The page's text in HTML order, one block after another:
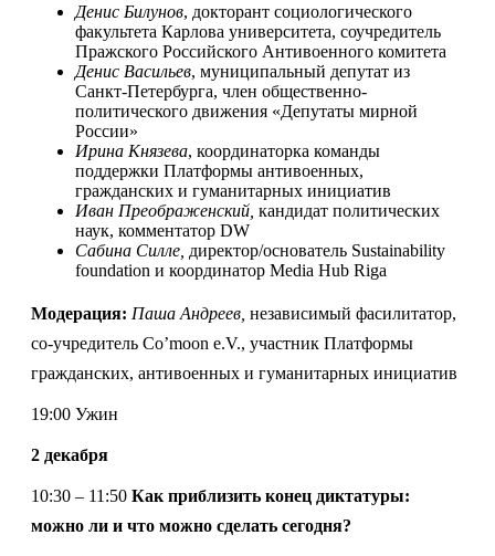
Денис Билунов, докторант социологического
факультета Карлова университета, соучредитель
Пражского Российского Антивоенного комитета
Денис Васильев, муниципальный депутат из
Санкт-Петербурга, член общественно-
политического движения «Депутаты мирной
России»
Ирина Князева, координаторка команды
поддержки Платформы антивоенных,
гражданских и гуманитарных инициатив
Иван Преображенский, кандидат политических
наук, комментатор DW
Сабина Силле, директор/основатель Sustainability
foundation и координатор Media Hub Riga
Модерация: Паша Андреев независимый фасилитатор,
со-учредитель Co’moon e.V., участник Платформы
гражданских, антивоенных и гуманитарных инициатив
19:00 Ужин
2 декабря
10:30 – 11:50 Как приблизить конец диктатуры:
можно ли и что можно сделать сегодня?